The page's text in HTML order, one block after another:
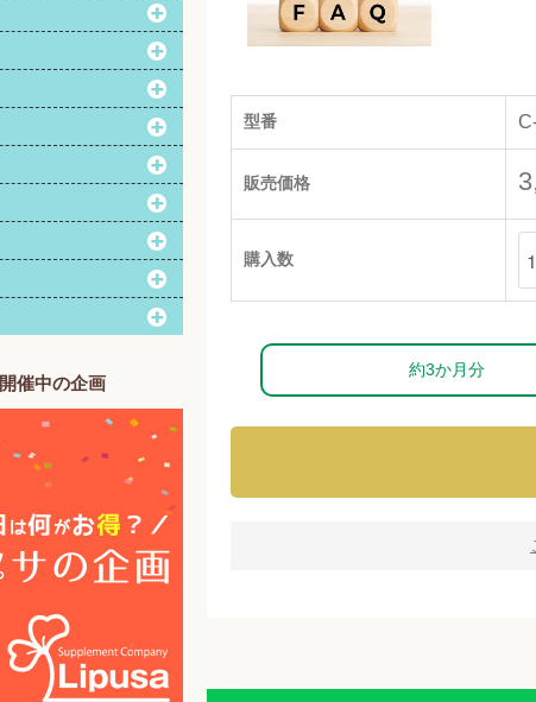
開催中の企画
型番
販売価格
購入数
約3か月分